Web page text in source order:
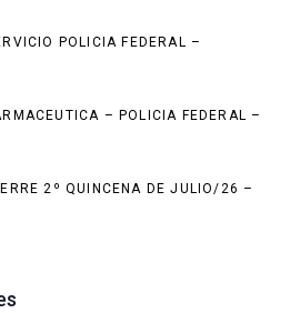
POLICIA FEDERAL –
– POLICIA FEDERAL –
2º QUINCENA DE JULIO/26 –